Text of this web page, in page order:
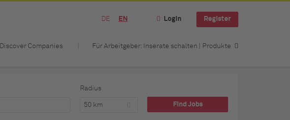
DE EN Login Register
Discover Companies Für Arbeitgeber: Inserate schalten | Produkte
Radius
50 km